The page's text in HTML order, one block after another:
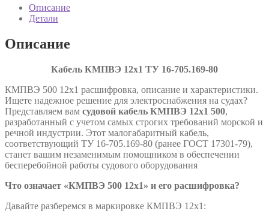
705.169-
80
Описание
Детали
Описание
Кабель КМПВЭ 12х1 ТУ 16-705.169-80
КМПВЭ 500 12х1 расшифровка, описание и характеристики.
Ищете надежное решение для электроснабжения на судах?
Представляем вам судовой кабель КМПВЭ 12х1 500,
разработанный с учетом самых строгих требований морской и
речной индустрии. Этот малогабаритный кабель,
соответствующий ТУ 16-705.169-80 (ранее ГОСТ 17301-79),
станет вашим незаменимым помощником в обеспечении
бесперебойной работы судового оборудования
Что означает «КМПВЭ 500 12х1» и его расшифровка?
Давайте разберемся в маркировке КМПВЭ 12х1: